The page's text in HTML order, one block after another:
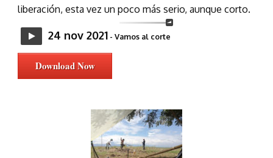
liberación, esta vez un poco más serio, aunque corto.
24 nov 2021 - Vamos al corte
Download Now